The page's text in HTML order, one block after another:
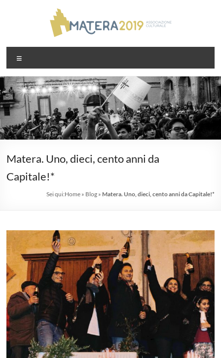
Associazione
Matera2019
Matera. Uno, dieci, cento anni da
Capitale!*
Sei qui:Home» Blog» Matera. Uno, dieci, cento anni da Capitale!*